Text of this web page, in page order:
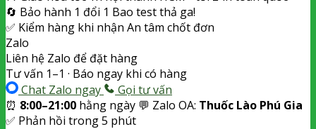
🔄 Bảo hành 1 đổi 1 Bao test thả ga!
✅ Kiểm hàng khi nhận An tâm chốt đơn
Zalo
Liên hệ Zalo để đặt hàng
Tư vấn 1–1 · Báo ngay khi có hàng
Chat Zalo ngay
Gọi tư vấn
⏰ 8:00–21:00 hằng ngày 💬 Zalo OA: Thuốc Lào Phú Gia
✅ Phản hồi trong 5 phút